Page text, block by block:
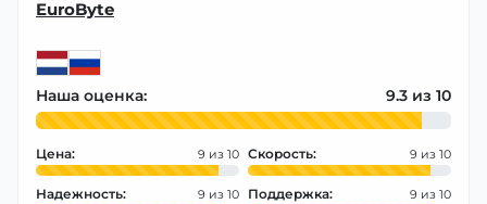
EuroByte
Наша оценка: 9.3
Цена: 9 Скорость: 9
Надежность: 9 Поддержка: 9